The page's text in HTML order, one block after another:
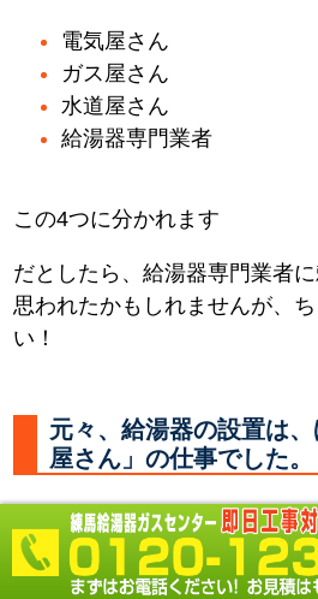
電気屋さん
ガス屋さん
水道屋さん
給湯器専門業者
この4つに分かれます
だとしたら、給湯器専門業者
思われたかもしれませんが、
い！
元々、給湯器の設置は
屋さん」の仕事でした。
何故なら 必要なところに水や
し、器具を取付るのは「水道